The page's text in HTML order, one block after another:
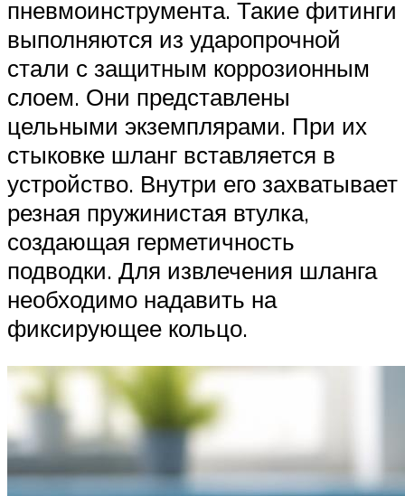
пневмоинструмента. Такие фитинги
выполняются из ударопрочной
стали с защитным коррозионным
слоем. Они представлены
цельными экземплярами. При их
стыковке шланг вставляется в
устройство. Внутри его захватывает
резная пружинистая втулка,
создающая герметичность
подводки. Для извлечения шланга
необходимо надавить на
фиксирующее кольцо.